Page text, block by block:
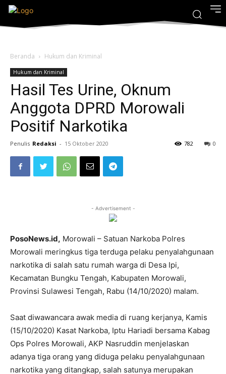
Beranda Hukum dan Kriminal
Hukum dan Kriminal
Hasil Tes Urine, Oknum
Anggota DPRD Morowali
Positif Narkotika
Penulis Redaksi - 15 Oktober 2020 0
782
- Advertisement -
PosoNews.id, Morowali – Satuan Narkoba Polres
Morowali meringkus tiga terduga pelaku penyalahgunaan
narkotika di salah satu rumah warga di Desa Ipi,
Kecamatan Bungku Tengah, Kabupaten Morowali,
Provinsi Sulawesi Tengah, Rabu (14/10/2020) malam.
Saat diwawancara awak media di ruang kerjanya, Kamis
(15/10/2020) Kasat Narkoba, Iptu Hariadi bersama Kabag
Ops Polres Morowali, AKP Nasruddin menjelaskan
adanya tiga orang yang diduga pelaku penyalahgunaan
narkotika yang ditangkap, salah satunya merupakan